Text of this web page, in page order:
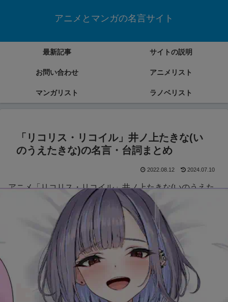
アニメとマンガの名言サイト
最新記事 サイトの説明
お問い合わせ アニメリスト
マンガリスト ラノベリスト
「リコリス・リコイル」井ノ上たきな(い
のうえたきな)の名言・台詞まとめ
2022.08.12 2024.07.10
アニメ「リコリス・リコイル」井ノ上たきな(いのうえた
きな)の名言・台詞をまとめていきます。